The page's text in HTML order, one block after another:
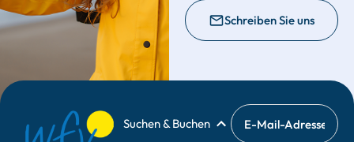
Schreiben Sie uns
Suchen & Buchen